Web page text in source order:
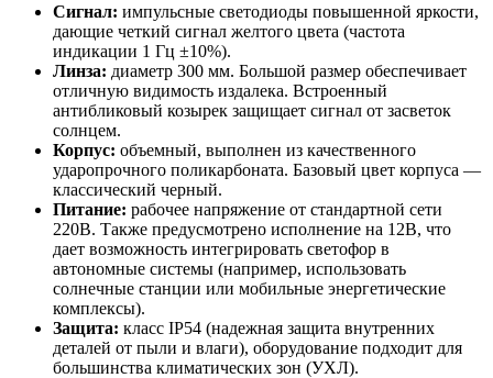
Сигнал: импульсные светодиоды повышенной яркости,
дающие четкий сигнал желтого цвета (частота
индикации 1 Гц ±10%).
Линза: диаметр 300 мм. Большой размер обеспечивает
отличную видимость издалека. Встроенный
антибликовый козырек защищает сигнал от засветок
солнцем.
Корпус: объемный, выполнен из качественного
ударопрочного поликарбоната. Базовый цвет корпуса —
классический черный.
Питание: рабочее напряжение от стандартной сети
220В. Также предусмотрено исполнение на 12В, что
дает возможность интегрировать светофор в
автономные системы (например, использовать
солнечные станции или мобильные энергетические
комплексы).
Защита: класс IP54 (надежная защита внутренних
деталей от пыли и влаги), оборудование подходит для
большинства климатических зон (УХЛ).